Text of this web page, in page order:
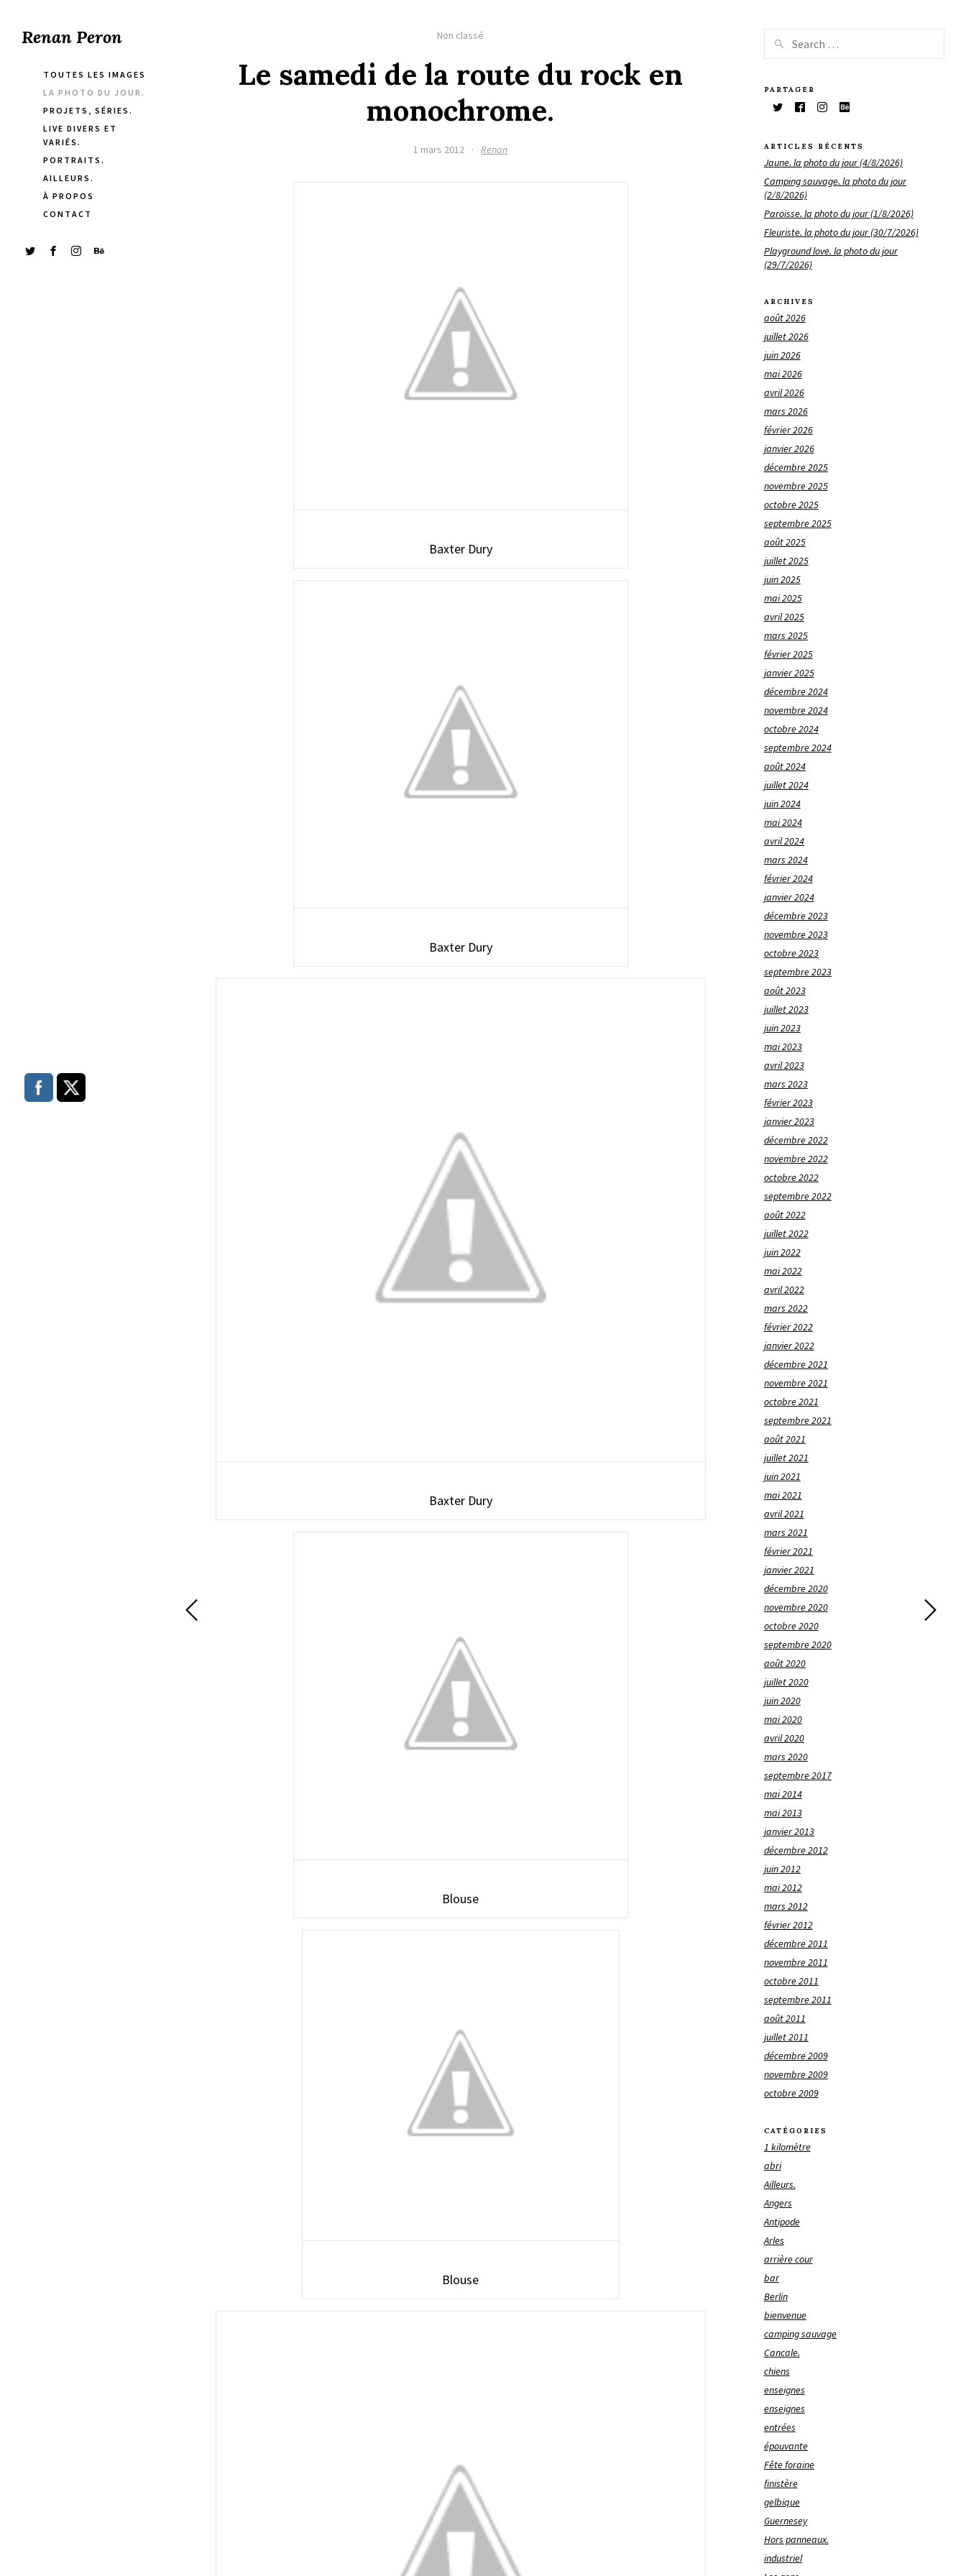
Renan Peron
TOUTES LES IMAGES
LA PHOTO DU JOUR.
PROJETS, SÉRIES.
LIVE DIVERS ET
VARIÉS.
PORTRAITS.
AILLEURS.
À PROPOS
CONTACT
Non classé
Le samedi de la route du rock en
monochrome.
1 mars 2012 · Renan
Baxter Dury
Baxter Dury
Baxter Dury
Blouse
Blouse
PARTAGER
ARTICLES RÉCENTS
Jaune. la photo du jour (4/8/2026)
Camping sauvage. la photo du jour
(2/8/2026)
Paroisse. la photo du jour (1/8/2026)
Fleuriste. la photo du jour (30/7/2026)
Playground love. la photo du jour
(29/7/2026)
ARCHIVES
août 2026
juillet 2026
juin 2026
mai 2026
avril 2026
mars 2026
février 2026
janvier 2026
décembre 2025
novembre 2025
octobre 2025
septembre 2025
août 2025
juillet 2025
juin 2025
mai 2025
avril 2025
mars 2025
février 2025
janvier 2025
décembre 2024
novembre 2024
octobre 2024
septembre 2024
août 2024
juillet 2024
juin 2024
mai 2024
avril 2024
mars 2024
février 2024
janvier 2024
décembre 2023
novembre 2023
octobre 2023
septembre 2023
août 2023
juillet 2023
juin 2023
mai 2023
avril 2023
mars 2023
février 2023
janvier 2023
décembre 2022
novembre 2022
octobre 2022
septembre 2022
août 2022
juillet 2022
juin 2022
mai 2022
avril 2022
mars 2022
février 2022
janvier 2022
décembre 2021
novembre 2021
octobre 2021
septembre 2021
août 2021
juillet 2021
juin 2021
mai 2021
avril 2021
mars 2021
février 2021
janvier 2021
décembre 2020
novembre 2020
octobre 2020
septembre 2020
août 2020
juillet 2020
juin 2020
mai 2020
avril 2020
mars 2020
septembre 2017
mai 2014
mai 2013
janvier 2013
décembre 2012
juin 2012
mai 2012
mars 2012
février 2012
décembre 2011
novembre 2011
octobre 2011
septembre 2011
août 2011
juillet 2011
décembre 2009
novembre 2009
octobre 2009
CATÉGORIES
1 kilomètre
abri
Ailleurs.
Angers
Antipode
Arles
arrière cour
bar
Berlin
bienvenue
camping sauvage
Cancale.
chiens
enseignes
enseignes
entrées
épouvante
Fête foraine
finistère
gelbique
Guernesey
Hors panneaux.
industriel